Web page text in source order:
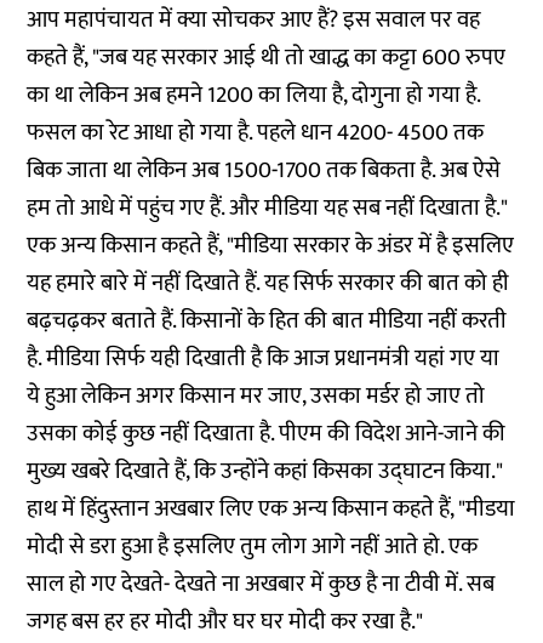
आप महापंचायत में क्या सोचकर आए हैं? इस सवाल पर वह
कहते हैं, "जब यह सरकार आई थी तो खाद्ध का कट्टा 600 रुपए
का था लेकिन अब हमने 1200 का लिया है, दोगुना हो गया है.
फसल का रेट आधा हो गया है. पहले धान 4200- 4500 तक
बिक जाता था लेकिन अब 1500-1700 तक बिकता है. अब ऐसे
हम तो आधे में पहुंच गए हैं. और मीडिया यह सब नहीं दिखाता है."
एक अन्य किसान कहते हैं, "मीडिया सरकार के अंडर में है इसलिए
यह हमारे बारे में नहीं दिखाते हैं. यह सिर्फ सरकार की बात को ही
बढ़चढ़कर बताते हैं. किसानों के हित की बात मीडिया नहीं करती
है. मीडिया सिर्फ यही दिखाती है कि आज प्रधानमंत्री यहां गए या
ये हुआ लेकिन अगर किसान मर जाए, उसका मर्डर हो जाए तो
उसका कोई कुछ नहीं दिखाता है. पीएम की विदेश आने-जाने की
मुख्य खबरे दिखाते हैं, कि उन्होंने कहां किसका उद्घाटन किया."
हाथ में हिंदुस्तान अखबार लिए एक अन्य किसान कहते हैं, "मीडया
मोदी से डरा हुआ है इसलिए तुम लोग आगे नहीं आते हो. एक
साल हो गए देखते- देखते ना अखबार में कुछ है ना टीवी में. सब
जगह बस हर हर मोदी और घर घर मोदी कर रखा है."